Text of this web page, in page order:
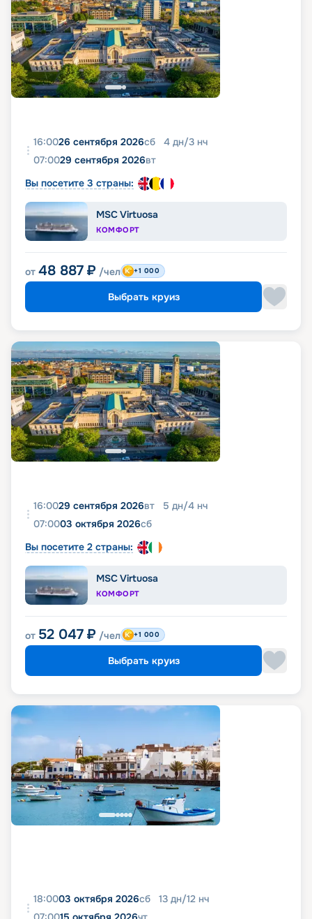
16:0026 сентября 2026сб 4 дн/3 нч
07:0029 сентября 2026вт
Вы посетите 3 страны:
MSC Virtuosa
КОМФОРТ
от 48 887 ₽ /чел +1 000
Выбрать круиз
16:0029 сентября 2026вт 5 дн/4 нч
07:0003 октября 2026сб
Вы посетите 2 страны:
MSC Virtuosa
КОМФОРТ
от 52 047 ₽ /чел +1 000
Выбрать круиз
18:0003 октября 2026сб 13 дн/12 нч